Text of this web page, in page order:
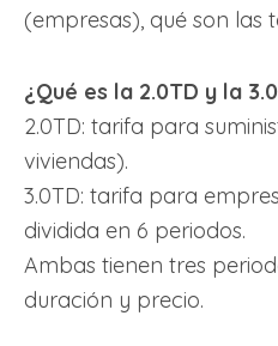
(empresas), qué son
¿Qué es la 2.0TD y la
2.0TD: tarifa para
viviendas).
3.0TD: tarifa para
dividida en 6 periodos.
Ambas tienen tres
duración y precio.